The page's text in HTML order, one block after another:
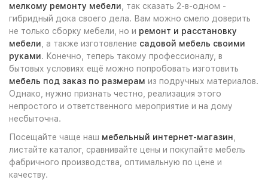
мелкому ремонту мебели , так сказать 2-в-одном -
гибридный дока своего дела. Вам можно смело доверить
не только сборку мебели, но и ремонт и расстановку
мебели , а также изготовление садовой мебель своими
руками. Конечно, теперь такому профессионалу, в
бытовых условиях ещё можно попробовать изготовить
мебель под заказ по размерам из подручных материалов.
Однако, нужно признать честно, реализация этого
непростого и ответственного мероприятие и на дому
несбыточна.
Посещайте чаще наш мебельный интернет-магазин
листайте каталог, сравнивайте цены и покупайте мебель
фабричного производства, оптимальную по цене и
качеству.